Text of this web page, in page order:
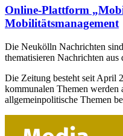
Online-Plattform
Mobilitätsmanagement
Die Neukölln Nachrichten
thematisieren Nachrichten
Die Zeitung besteht seit April
kommunalen Themen werden
allgemeinpolitische Themen